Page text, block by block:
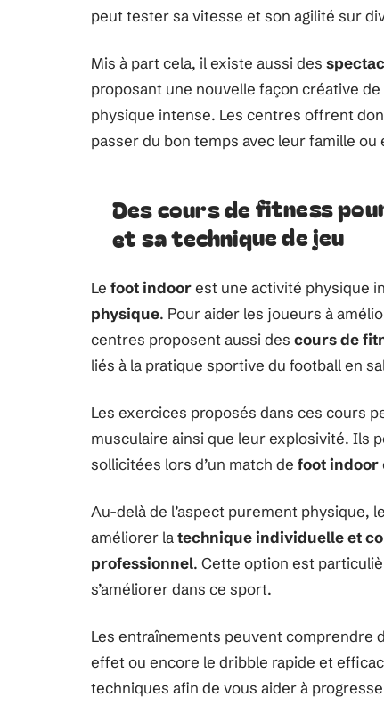
peut tester sa vitesse et son agilité sur
Mis à part cela, il existe aussi des
proposant une nouvelle façon créative
physique intense. Les centres offrent
passer du bon temps avec leur famille
Des cours de fitness
et sa technique de jeu
Le foot indoorest une activité physique
physique. Pour aider les joueurs à
centres proposent aussi des cours de
liés à la pratique sportive du football en
Les exercices proposés dans ces cours
musculaire ainsi que leur explosivité. Ils
sollicitées lors d’un match de foot indoor
Au-delà de l’aspect purement physique,
améliorer latechnique individuelle et
professionnel. Cette option est
s’améliorer dans ce sport.
Les entraînements peuvent comprendre
effet ou encore le dribble rapide et
techniques afin de vous aider à